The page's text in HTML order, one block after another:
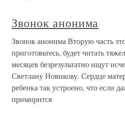
Звонок анонима
Звонок анонима Вторую часть
приготовьтесь, будет читать
месяцев безрезультатно ищут
Светлану Новикову. Сердце
ребенка так устроено, что если
примирится